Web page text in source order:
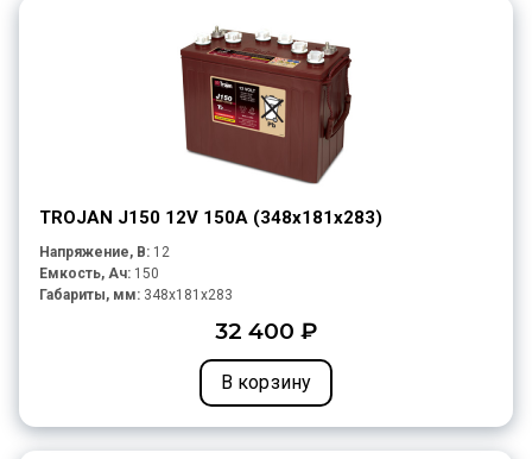
TROJAN J150 12V 150A (348х181х283)
Напряжение, В: 12
Емкость, Ач: 150
Габариты, мм: 348x181x283
32 400 ₽
В корзину